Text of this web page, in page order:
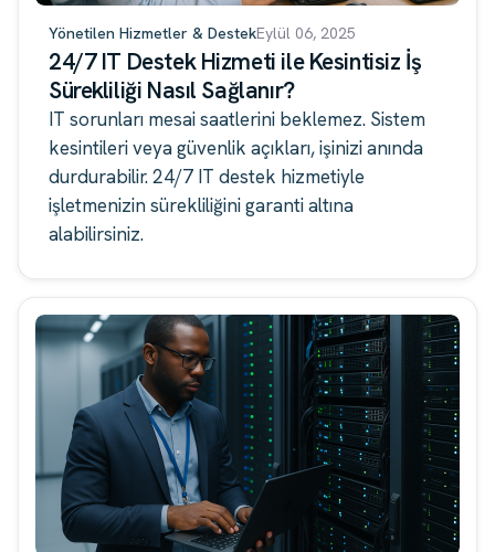
Yönetilen Hizmetler & DestekEylül 06, 2025
24/7 IT Destek Hizmeti ile Kesintisiz İş
Sürekliliği Nasıl Sağlanır?
IT sorunları mesai saatlerini beklemez. Sistem
kesintileri veya güvenlik açıkları, işinizi anında
durdurabilir. 24/7 IT destek hizmetiyle
işletmenizin sürekliliğini garanti altına
alabilirsiniz.